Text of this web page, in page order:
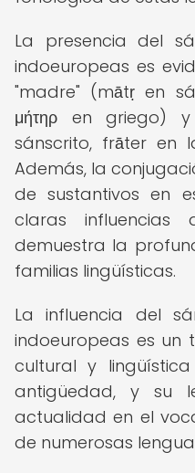
La presencia del
indoeuropeas es
"madre" (mātṛ en
μήτηρ en griego)
sánscrito, frāter en
Además, la
de sustantivos en
claras influencias
demuestra la
familias lingüísticas.
La influencia del
indoeuropeas es un
cultural y
antigüedad, y su
actualidad en el
de numerosas